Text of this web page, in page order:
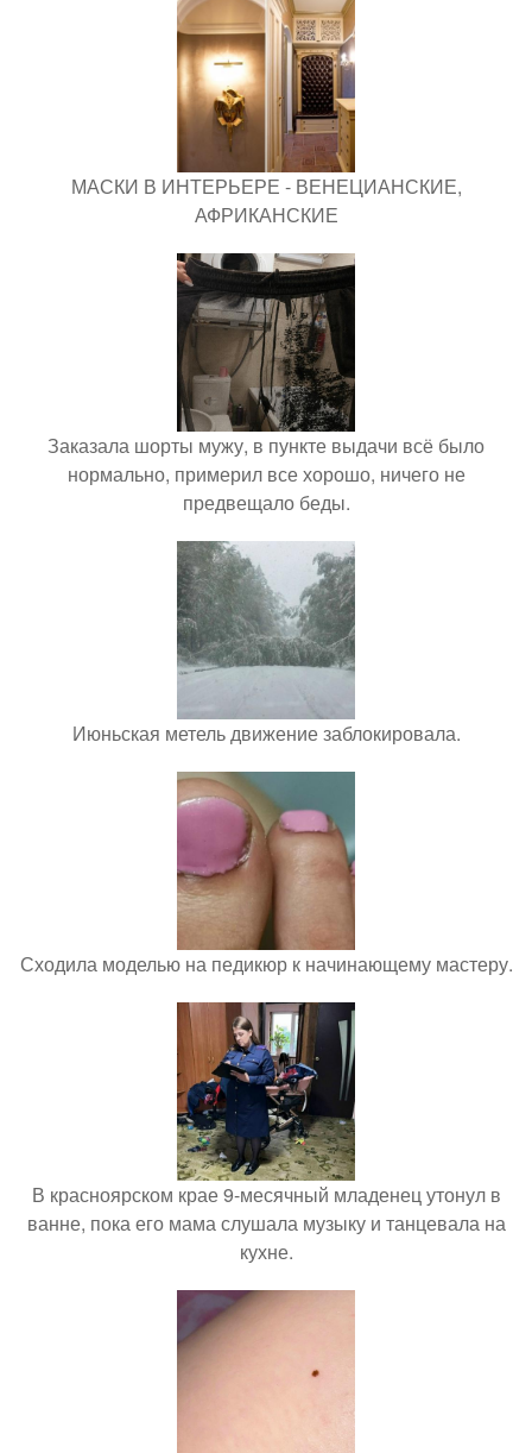
МАСКИ В ИНТЕРЬЕРЕ - ВЕНЕЦИАНСКИЕ,
АФРИКАНСКИЕ
Заказала шорты мужу, в пункте выдачи всё было
нормально, примерил все хорошо, ничего не
предвещало беды.
Июньская метель движение заблокировала.
Сходила моделью на педикюр к начинающему мастеру.
В красноярском крае 9-месячный младенец утонул в
ванне, пока его мама слушала музыку и танцевала на
кухне.